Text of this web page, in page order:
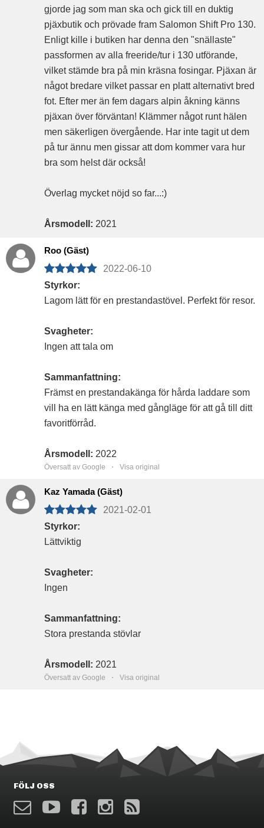
gjorde jag som man ska och gick till en duktig
pjäxbutik och prövade fram Salomon Shift Pro 130.
Enligt kille i butiken har denna den "snällaste"
passformen av alla freeride/tur i 130 utförande,
vilket stämde bra på min kräsna fosingar. Pjäxan är
något bredare vilket passar en platt alternativt bred
fot. Efter mer än fem dagars alpin åkning känns
pjäxan över förväntan! Klämmer något runt hälen
men säkerligen övergående. Har inte tagit ut dem
på tur ännu men gissar att dom kommer vara hur
bra som helst där också!
Överlag mycket nöjd so far...:)
Årsmodell: 2021
Roo (Gäst)
2022-06-10
Styrkor:
Lagom lätt för en prestandastövel. Perfekt för resor.
Svagheter:
Ingen att tala om
Sammanfattning:
Främst en prestandakänga för hårda laddare som
vill ha en lätt känga med gångläge för att gå till ditt
favoritförråd.
Årsmodell: 2022
Översatt av Google ・ Visa original
Kaz Yamada (Gäst)
2021-02-01
Styrkor:
Lättviktig
Svagheter:
Ingen
Sammanfattning:
Stora prestanda stövlar
Årsmodell: 2021
Översatt av Google ・ Visa original
FÖLJ OSS